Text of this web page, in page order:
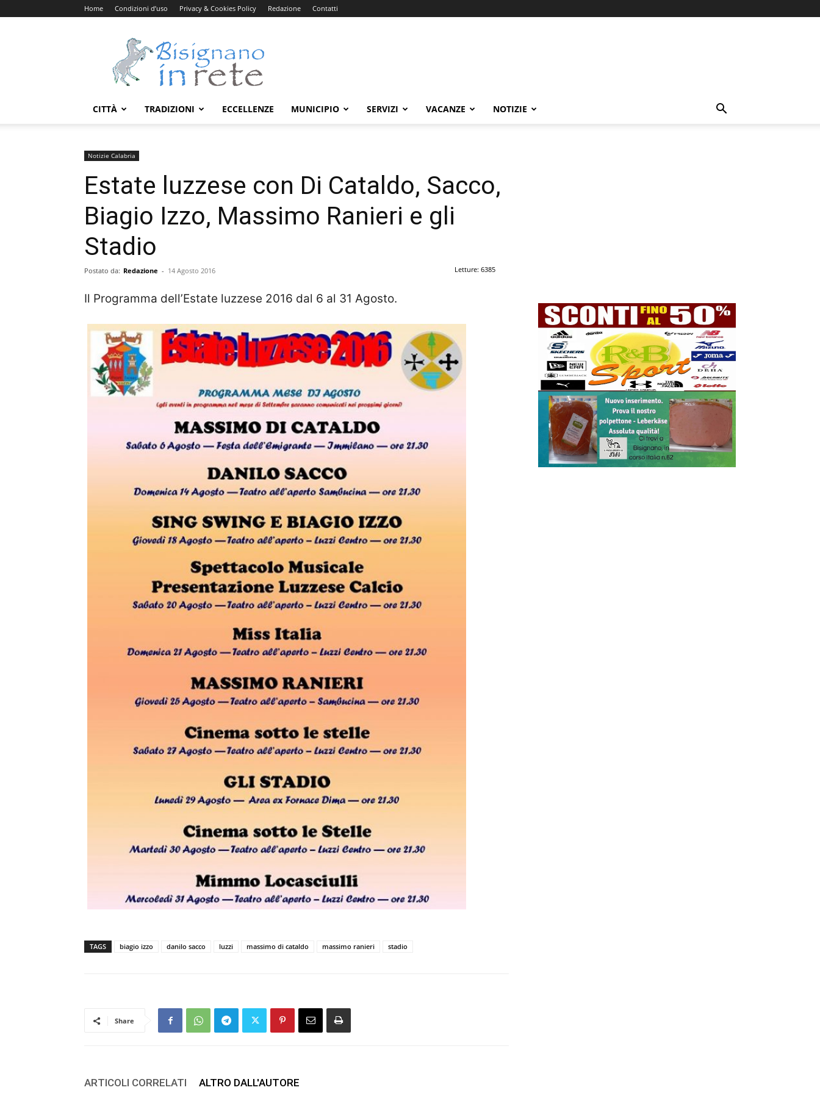
Home Condizioni d’uso Privacy & Cookies Policy Redazione Contatti
Bisignanoinrete.com
CITTÀ TRADIZIONI ECCELLENZE MUNICIPIO SERVIZI VACANZE NOTIZIE
Notizie Calabria
Estate luzzese con Di Cataldo, Sacco,
Biagio Izzo, Massimo Ranieri e gli
Stadio
Postato da: Redazione - 14 Agosto 2016 Letture: 6385
Il Programma dell’Estate luzzese 2016 dal 6 al 31 Agosto.
TAGS biagio izzo danilo sacco luzzi massimo di cataldo massimo ranieri stadio
Share
ARTICOLI CORRELATI ALTRO DALL'AUTORE